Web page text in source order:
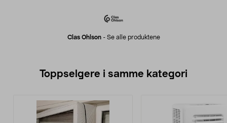
Clas Ohlson- Se alle produktene
Toppselgere i samme kategori